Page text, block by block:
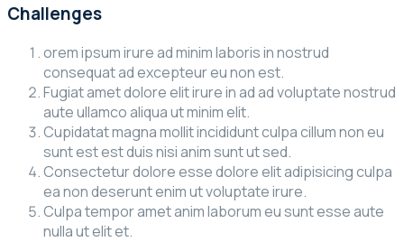
Challenges
orem ipsum irure ad minim laboris in nostrud
consequat ad excepteur eu non est.
Fugiat amet dolore elit irure in ad ad voluptate nostrud
aute ullamco aliqua ut minim elit.
Cupidatat magna mollit incididunt culpa cillum non eu
sunt est est duis nisi anim sunt ut sed.
Consectetur dolore esse dolore elit adipisicing culpa
ea non deserunt enim ut voluptate irure.
Culpa tempor amet anim laborum eu sunt esse aute
nulla ut elit et.